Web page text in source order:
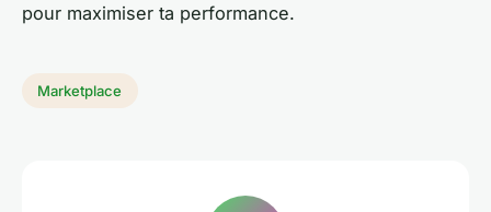
pour maximiser ta performance.
Marketplace